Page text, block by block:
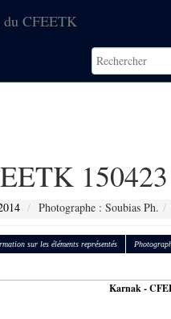
du CFEETK
150423
Photographe : Soubias Ph.
sur les éléments représentés